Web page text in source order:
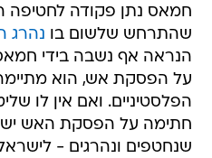
חמאס נתן פקודה לחטיפה
שהתרחש שלשום בו נהרג
הנראה אף נשבה בידי
על הפסקת אש, הוא
הפלסטיניים. ואם אין לו
חתימה על הפסקת האש יש
שנחטפים ונהרגים -